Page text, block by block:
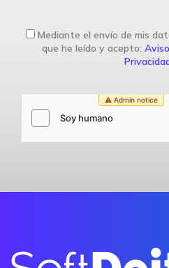
Mediante el envío de mis
que he leído y acepto: